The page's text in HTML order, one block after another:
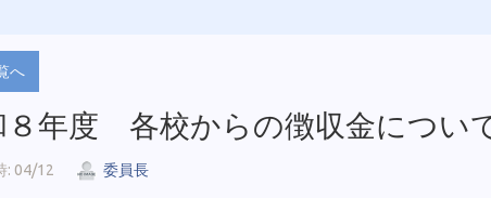
へ
８年度 各校からの徴収金につい
: 04/12 委員長